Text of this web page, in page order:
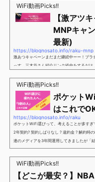
WiFi動画Picks!!
【激アツ
MNPキャ
最新)
https://blognosato.info/raku-mnp
激あつキャペーンまだまだ継続中ーー！プ
っす。三木谷さん紹介リンク経由をするだ
谷さんキャンペーン／2回線目以降でもOK
け」とも思えるポイントばら撒きキャンペ
別招待ページから楽天モバイ...
WiFi動画Picks!!
ポケット
はこれで
https://blognosato.info/raku
ポケットWiFi選びって、考えることが多す
2年契約? 契約しばりなし ? 違約金 ? 解約時
連のメディアを3年間運用してきましたが「
ということで、「ポケットWiFi選びに疲れ
解】を用意しました。ポケットWiFiのヘビ
のなので、「多...
WiFi動画Picks!!
【どこが最安？】